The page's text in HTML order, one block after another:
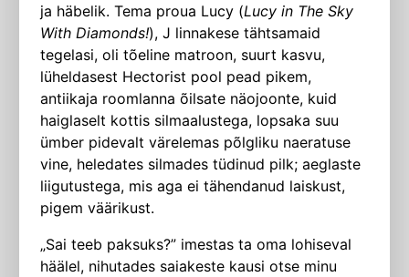
ja häbelik. Tema proua Lucy (Lucy in The Sky
With Diamonds!), J linnakese tähtsamaid
tegelasi, oli tõeline matroon, suurt kasvu,
lüheldasest Hectorist pool pead pikem,
antiikaja roomlanna õilsate näojoonte, kuid
haiglaselt kottis silmaalustega, lopsaka suu
ümber pidevalt värelemas põlgliku naeratuse
vine, heledates silmades tüdinud pilk; aeglaste
liigutustega, mis aga ei tähendanud laiskust,
pigem väärikust.
„Sai teeb paksuks?” imestas ta oma lohiseval
häälel, nihutades saiakeste kausi otse minu